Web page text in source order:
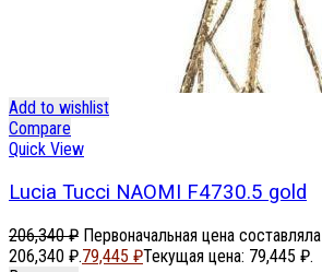
Add to wishlist
Compare
Quick View
Lucia Tucci NAOMI F4730.5 gold
206,340₽ Первоначальная цена составляла
206,340 ₽.79,445 ₽Текущая цена: 79,445 ₽.